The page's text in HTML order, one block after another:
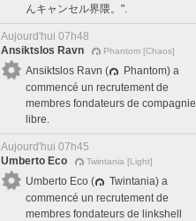
んキャンセル界隈。".
Aujourd'hui 07h48
Ansiktslos Ravn
Phantom [Chaos]
Ansiktslos Ravn (
Phantom) a
commencé un recrutement de
membres fondateurs de compagnie
libre.
Aujourd'hui 07h45
Umberto Eco
Twintania [Light]
Umberto Eco (
Twintania) a
commencé un recrutement de
membres fondateurs de linkshell